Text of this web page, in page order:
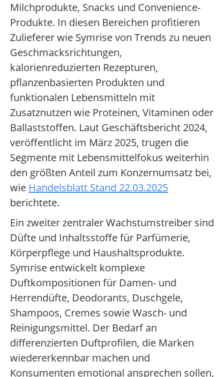
Milchprodukte, Snacks und Convenience-
Produkte. In diesen Bereichen profitieren
Zulieferer wie Symrise von Trends zu neuen
Geschmacksrichtungen,
kalorienreduzierten Rezepturen,
pflanzenbasierten Produkten und
funktionalen Lebensmitteln mit
Zusatznutzen wie Proteinen, Vitaminen oder
Ballaststoffen. Laut Geschäftsbericht 2024,
veröffentlicht im März 2025, trugen die
Segmente mit Lebensmittelfokus weiterhin
den größten Anteil zum Konzernumsatz bei,
wie Handelsblatt Stand 22.03.2025
berichtete.
Ein zweiter zentraler Wachstumstreiber sind
Düfte und Inhaltsstoffe für Parfümerie,
Körperpflege und Haushaltsprodukte.
Symrise entwickelt komplexe
Duftkompositionen für Damen- und
Herrendüfte, Deodorants, Duschgele,
Shampoos, Cremes sowie Wasch- und
Reinigungsmittel. Der Bedarf an
differenzierten Duftprofilen, die Marken
wiedererkennbar machen und
Konsumenten emotional ansprechen sollen,